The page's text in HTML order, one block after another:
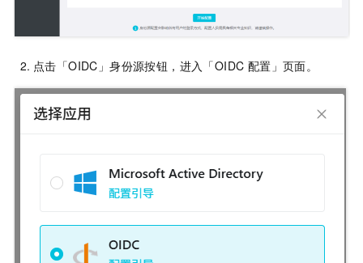
点击「OIDC」身份源按钮，进入「OIDC 配置」页面。